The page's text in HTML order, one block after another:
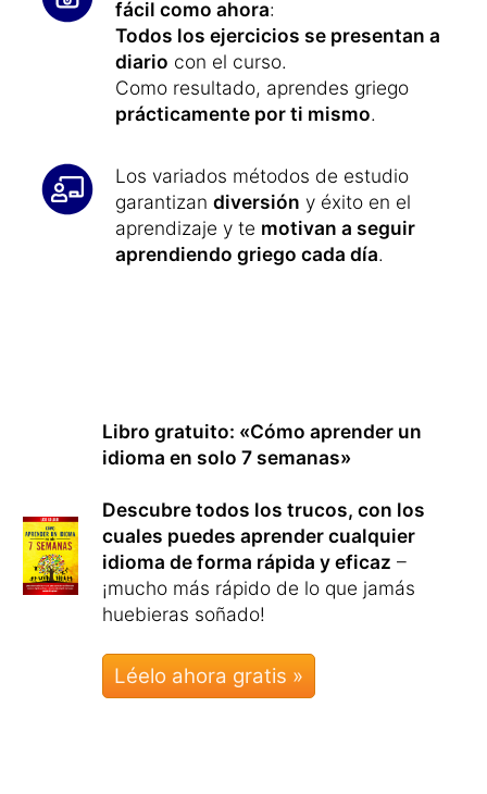
fácil como ahora:
Todos los ejercicios se presentan a
diario con el curso.
Como resultado, aprendes griego
prácticamente por ti mismo.
Los variados métodos de estudio
garantizan diversión y éxito en el
aprendizaje y te motivan a seguir
aprendiendo griego cada día.
Libro gratuito: «Cómo aprender un
idioma en solo 7 semanas»
Descubre todos los trucos, con los
cuales puedes aprender cualquier
idioma de forma rápida y eficaz –
¡mucho más rápido de lo que jamás
huebieras soñado!
Léelo ahora gratis »